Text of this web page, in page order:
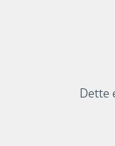
Dette